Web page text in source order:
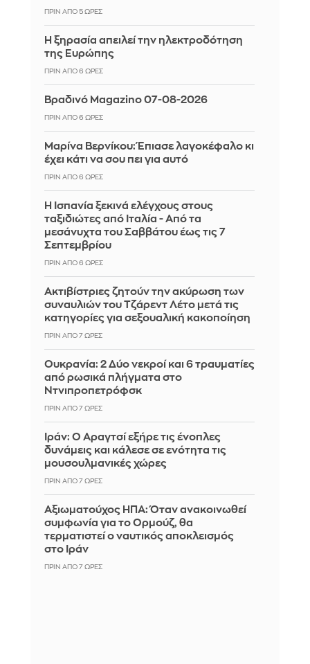
ΠΡΙΝ ΑΠΌ 5 ΏΡΕΣ
Η ξηρασία απειλεί την ηλεκτροδότηση
της Ευρώπης
ΠΡΙΝ ΑΠΌ 6 ΏΡΕΣ
Βραδινό Magazino 07-08-2026
ΠΡΙΝ ΑΠΌ 6 ΏΡΕΣ
Μαρίνα Βερνίκου: Έπιασε λαγοκέφαλο κι
έχει κάτι να σου πει για αυτό
ΠΡΙΝ ΑΠΌ 6 ΏΡΕΣ
Η Ισπανία ξεκινά ελέγχους στους
ταξιδιώτες από Ιταλία - Από τα
μεσάνυχτα του Σαββάτου έως τις 7
Σεπτεμβρίου
ΠΡΙΝ ΑΠΌ 6 ΏΡΕΣ
Ακτιβίστριες ζητούν την ακύρωση των
συναυλιών του Τζάρεντ Λέτο μετά τις
κατηγορίες για σεξουαλική κακοποίηση
ΠΡΙΝ ΑΠΌ 7 ΏΡΕΣ
Ουκρανία: 2 Δύο νεκροί και 6 τραυματίες
από ρωσικά πλήγματα στο
Ντνιπροπετρόφσκ
ΠΡΙΝ ΑΠΌ 7 ΏΡΕΣ
Ιράν: Ο Αραγτσί εξήρε τις ένοπλες
δυνάμεις και κάλεσε σε ενότητα τις
μουσουλμανικές χώρες
ΠΡΙΝ ΑΠΌ 7 ΏΡΕΣ
Αξιωματούχος ΗΠΑ: Όταν ανακοινωθεί
συμφωνία για το Ορμούζ, θα
τερματιστεί ο ναυτικός αποκλεισμός
στο Ιράν
ΠΡΙΝ ΑΠΌ 7 ΏΡΕΣ